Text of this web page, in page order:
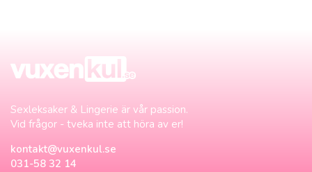
Sexleksaker & Lingerie är vår passion.
Vid frågor - tveka inte att höra av er!
kontakt@vuxenkul.se
031-58 32 14